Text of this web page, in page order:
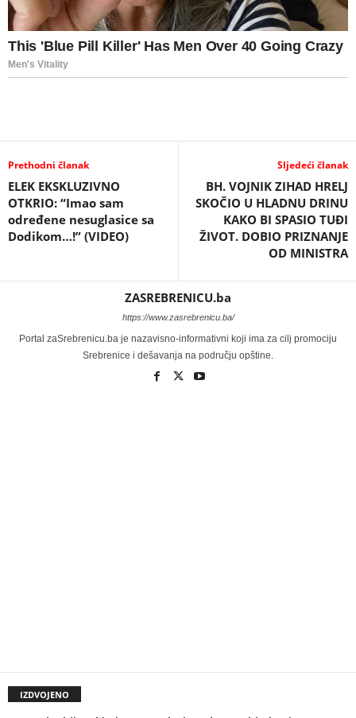
Prethodni članak
ELEK EKSKLUZIVNO
OTKRIO: “Imao sam
određene nesuglasice sa
Dodikom…!” (VIDEO)
Sljedeći članak
BH. VOJNIK ZIHAD HRELJ
SKOČIO U HLADNU DRINU
KAKO BI SPASIO TUĐI
ŽIVOT. DOBIO PRIZNANJE
OD MINISTRA
ZASREBRENICU.ba
https://www.zasrebrenicu.ba/
Portal zaSrebrenicu.ba je nazavisno-informativni koji ima za cilj promociju
Srebrenice i dešavanja na području opštine.
IZDVOJENO